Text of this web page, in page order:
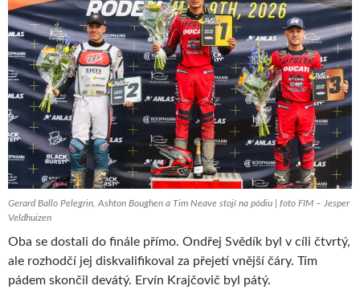
Gerard Ballo Pelegrin, Ashton Boughen a Tim Neave stojí na pódiu | foto FIM – Jesper
Veldhuizen
Oba se dostali do finále přímo. Ondřej Svědík byl v cíli čtvrtý,
ale rozhodčí jej diskvalifikoval za přejetí vnější čáry. Tím
pádem skončil devátý. Ervín Krajčovič byl pátý.